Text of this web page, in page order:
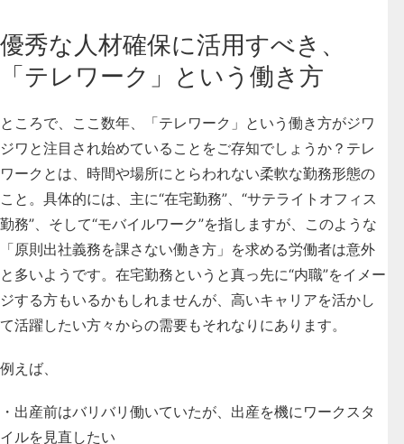
優秀な人材確保に活用すべき、
「テレワーク」という働き方
ところで、ここ数年、「テレワーク」という働き方がジワ
ジワと注目され始めていることをご存知でしょうか？テレ
ワークとは、時間や場所にとらわれない柔軟な勤務形態の
こと。具体的には、主に“在宅勤務”、“サテライトオフィス
勤務”、そして“モバイルワーク”を指しますが、このような
「原則出社義務を課さない働き方」を求める労働者は意外
と多いようです。在宅勤務というと真っ先に“内職”をイメー
ジする方もいるかもしれませんが、高いキャリアを活かし
て活躍したい方々からの需要もそれなりにあります。
例えば、
・出産前はバリバリ働いていたが、出産を機にワークスタ
イルを見直したい